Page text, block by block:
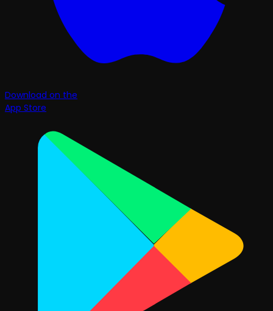
Download on the
App Store